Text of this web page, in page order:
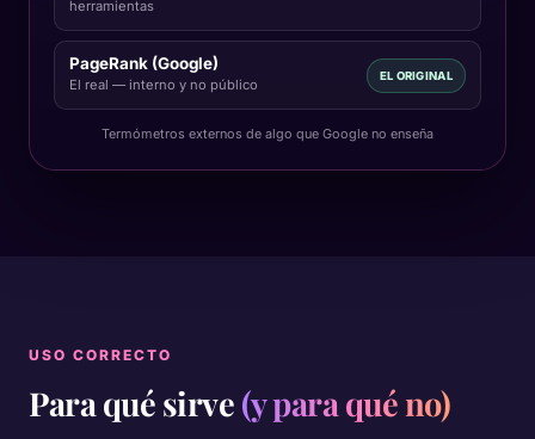
herramientas
PageRank (Google)
El real — interno y no público
EL ORIGINAL
Termómetros externos de algo que Google no enseña
USO CORRECTO
Para qué sirve(y para qué no)